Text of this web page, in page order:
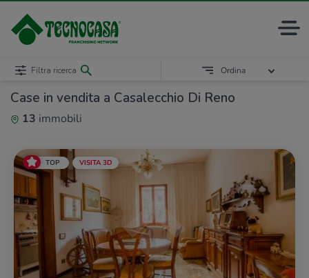
Case in vendita a Casalecchio Di Reno
13 immobili
Filtra ricerca Ordina
TOP VISITA 3D